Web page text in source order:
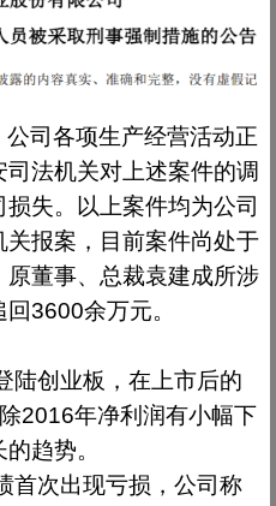
公司各项生产经营活动正
法机关对上述案件的调
失。以上案件均为公司
报案，目前案件尚处于
董事、总裁袁建成所涉
回3600余万元。
陆创业板，在上市后的
2016年净利润有小幅下
趋势。
首次出现亏损，公司称